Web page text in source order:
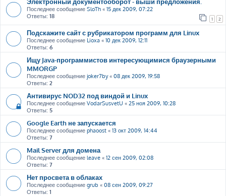
Последнее сообщение SloTh « 15 дек 2009, 07:22
Ответы: 18 1 2
Подскажите сайт с рубрикатором программ для Linux
Последнее сообщение Lioxa « 10 дек 2009, 12:11
Ответы: 6
Ищу Java-программистов интересующимися браузерными
MMORGP
Последнее сообщение joker7by« 08 дек 2009, 19:58
Ответы: 2
Антивирус NOD32 под виндой и Linux
Последнее сообщение VodarSusvetU « 25 ноя 2009, 10:28
Ответы: 5
Google Earth не запускается
Последнее сообщение phaoost « 13 окт 2009, 14:44
Ответы: 7
Mail Server для домена
Последнее сообщение leave « 12 сен 2009, 02:08
Ответы: 7
Нет просвета в облаках
Последнее сообщение grub « 08 сен 2009, 09:27
Ответы: 1